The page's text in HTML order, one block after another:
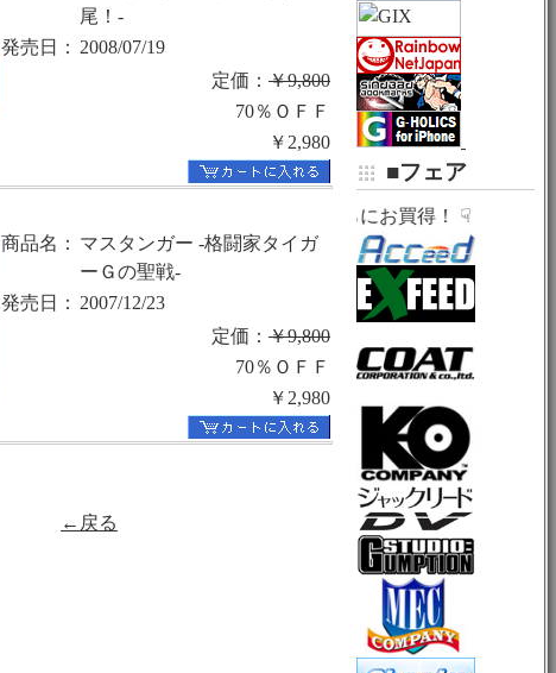
尾！-
発売日： 2008/07/19
定価： ￥9,800
70％ＯＦＦ
￥2,980
商品名： マスタンガー -格闘家タイガ
ーＧの聖戦-
発売日： 2007/12/23
定価： ￥9,800
70％ＯＦＦ
￥2,980
←戻る
■フェア
☟ さらにお買得！ ☟